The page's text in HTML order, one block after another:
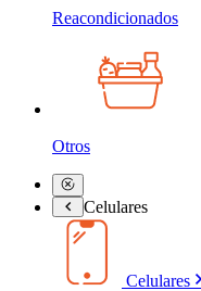
Reacondicionados
Otros
Celulares
Celulares